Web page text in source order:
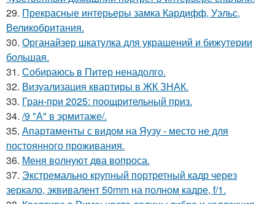
29. Прекрасные интерьеры замка Кардифф, Уэльс,
Великобритания.
30. Органайзер шкатулка для украшений и бижутерии
большая.
31. Собираюсь в Питер ненадолго.
32. Визуализация квартиры в ЖК ЗНАК.
33. Гран-при 2025: поощрительный приз.
34. /9 "А" в эрмитаже/.
35. Апартаменты с видом на Яузу - место не для
постоянного проживания.
36. Меня волнуют два вопроса.
37. Экстремально крупный портретный кадр через
зеркало, эквивалент 50mm на полном кадре, f/1.